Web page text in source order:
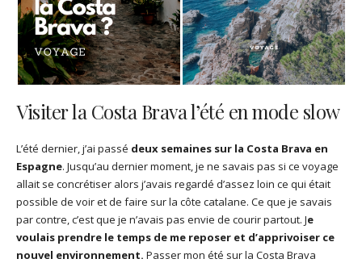
Visiter la Costa Brava l’été en mode slow
L’été dernier, j’ai passé deux semaines sur la Costa Brava en
Espagne. Jusqu’au dernier moment, je ne savais pas si ce voyage
allait se concrétiser alors j’avais regardé d’assez loin ce qui était
possible de voir et de faire sur la côte catalane. Ce que je savais
par contre, c’est que je n’avais pas envie de courir partout. Je
voulais prendre le temps de me reposer et d’apprivoiser ce
nouvel environnement. Passer mon été sur la Costa Brava